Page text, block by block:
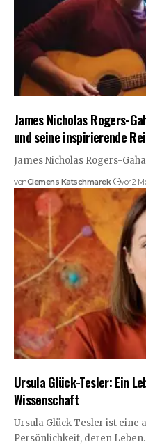
James Nicholas Rogers-
und seine inspirierende
James Nicholas Rogers-
vonClemens Katschmarek vor 2
Ursula Glück-Tesler: Ein
Wissenschaft
Ursula Glück-Tesler ist eine
Persönlichkeit, deren